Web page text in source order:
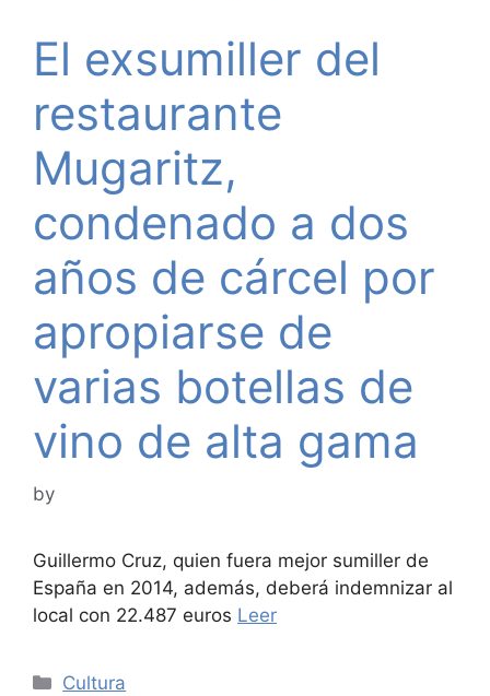
El exsumiller del
restaurante
Mugaritz,
condenado a dos
años de cárcel por
apropiarse de
varias botellas de
vino de alta gama
by
Guillermo Cruz, quien fuera mejor sumiller de
España en 2014, además, deberá indemnizar al
local con 22.487 euros Leer
Categories
Cultura